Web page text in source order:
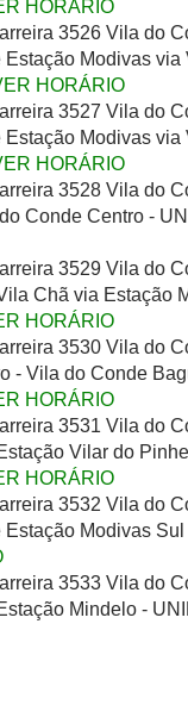
HORÁRIO
3526 Vila do
Modivas
HORÁRIO
3527 Vila do
Modivas
HORÁRIO
3528 Vila do
Conde Centro -
3529 Vila do
Chã via Estação
HORÁRIO
3530 Vila do
- Vila do Conde
HORÁRIO
3531 Vila do
Vilar do
HORÁRIO
3532 Vila do
Modivas
3533 Vila do
Mindelo -